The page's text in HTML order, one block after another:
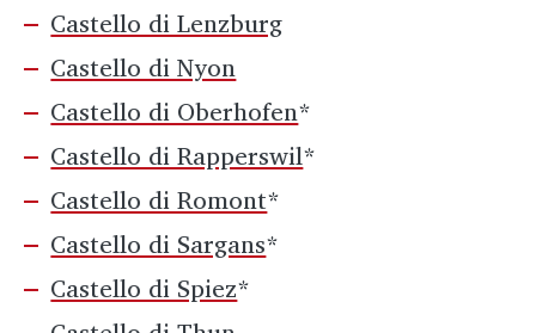
Castello di Lenzburg
Castello di Nyon
Castello di Oberhofen*
Castello di Rapperswil*
Castello di Romont*
Castello di Sargans*
Castello di Spiez*